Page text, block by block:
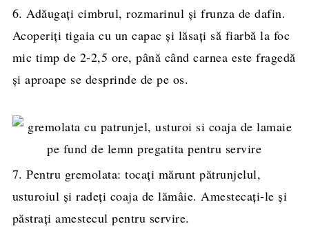
6. Adăugați cimbrul, rozmarinul și frunza de dafin.
Acoperiți tigaia cu un capac și lăsați să fiarbă la foc
mic timp de 2-2,5 ore, până când carnea este fragedă
și aproape se desprinde de pe os.
7. Pentru gremolata: tocați mărunt pătrunjelul,
usturoiul și radeți coaja de lămâie. Amestecați-le și
păstrați amestecul pentru servire.